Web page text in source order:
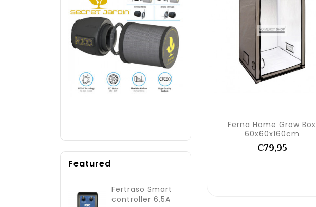
Featured
Fertraso Smart
controller 6,5A
Ferna Home Grow Box
60x60x160cm
€79,95